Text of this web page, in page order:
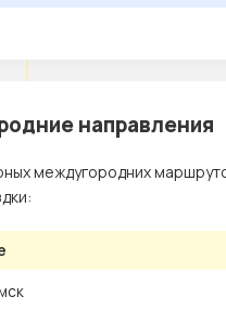
направления
междугородних